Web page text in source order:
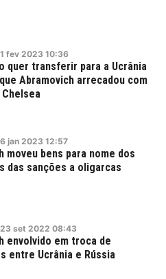
1 fev 2023 10:36
quer transferir para a Ucrânia
Abramovich arrecadou com
Chelsea
6 jan 2023 12:57
moveu bens para nome dos
das sanções a oligarcas
23 set 2022 08:43
envolvido em troca de
entre Ucrânia e Rússia